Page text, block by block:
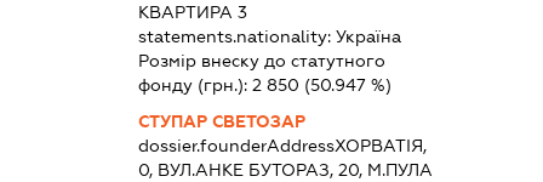
КВАРТИРА 3
statements.nationality:Україна
Розмір внеску до статутного
фонду (грн.):2 850 (50.947 %)
СТУПАР СВЕТОЗАР
dossier.founderAddressХОРВАТІЯ,
0, ВУЛ.АНКЕ БУТОРАЗ, 20, М.ПУЛА